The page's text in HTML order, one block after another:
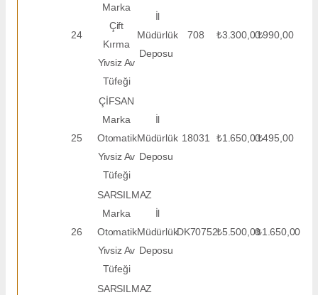
24
Marka
Çift
Kırma
Yivsiz Av
Tüfeği
İl
Müdürlük
Deposu
708 ₺3.300,00₺990,00
25
ÇİFSAN
Marka
Otomatik
Yivsiz Av
Tüfeği
İl
Müdürlük
Deposu
18031 ₺1.650,00₺495,00
26
SARSILMAZ
Marka
Otomatik
Yivsiz Av
Tüfeği
İl
Müdürlük
Deposu
DK70752₺5.500,00₺1.650,00
SARSILMAZ